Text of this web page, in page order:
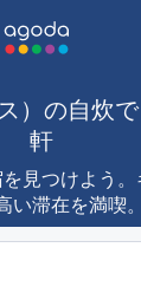
）の自炊
軒
見つけよう
い滞在を満喫。